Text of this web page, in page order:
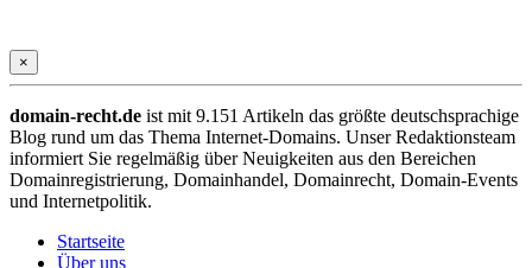
×
domain-recht.de ist mit 9.151 Artikeln das größte deutschsprachige
Blog rund um das Thema Internet-Domains. Unser Redaktionsteam
informiert Sie regelmäßig über Neuigkeiten aus den Bereichen
Domainregistrierung, Domainhandel, Domainrecht, Domain-Events
und Internetpolitik.
Startseite
Über uns